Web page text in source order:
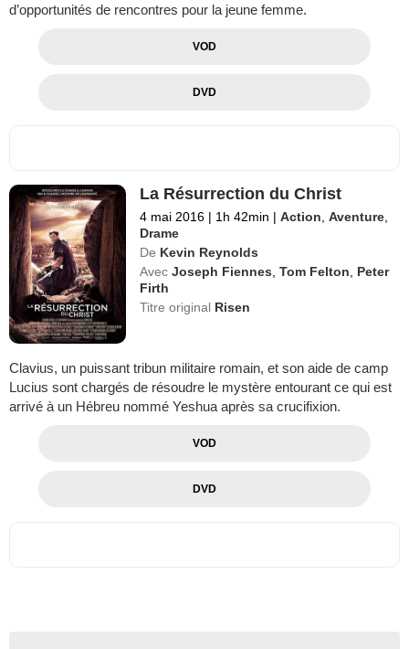
d’opportunités de rencontres pour la jeune femme.
VOD
DVD
La Résurrection du Christ
4 mai 2016 | 1h 42min | Action ,Aventure
Drame
De Kevin Reynolds
Avec Joseph Fiennes ,Tom Felton
Peter
Firth
Titre original Risen
Clavius, un puissant tribun militaire romain, et son aide de camp
Lucius sont chargés de résoudre le mystère entourant ce qui est
arrivé à un Hébreu nommé Yeshua après sa crucifixion.
VOD
DVD